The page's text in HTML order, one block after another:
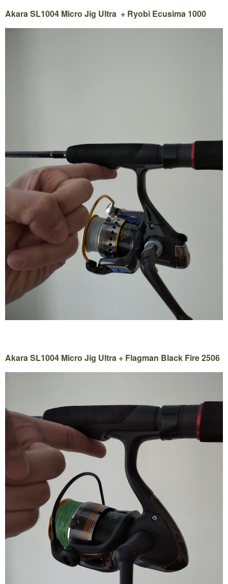
Akara SL1004 Micro Jig Ultra + Ryobi Ecusima 1000
Akara SL1004 Micro Jig Ultra + Flagman Black Fire 2506